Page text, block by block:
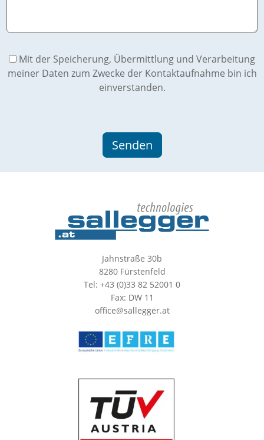
Mit der Speicherung, Übermittlung und Verarbeitung
meiner Daten zum Zwecke der Kontaktaufnahme bin ich
einverstanden.
Jahnstraße 30b
8280 Fürstenfeld
Tel: +43 (0)33 82 52001 0
Fax: DW 11
office@sallegger.at